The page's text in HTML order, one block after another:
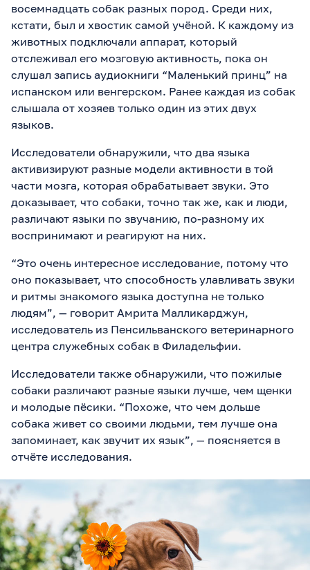
восемнадцать собак разных пород. Среди них,
кстати, был и хвостик самой учёной. К каждому из
животных подключали аппарат, который
отслеживал его мозговую активность, пока он
слушал запись аудиокниги “Маленький принц” на
испанском или венгерском. Ранее каждая из собак
слышала от хозяев только один из этих двух
языков.
Исследователи обнаружили, что два языка
активизируют разные модели активности в той
части мозга, которая обрабатывает звуки. Это
доказывает, что собаки, точно так же, как и люди,
различают языки по звучанию, по-разному их
воспринимают и реагируют на них.
“Это очень интересное исследование, потому что
оно показывает, что способность улавливать звуки
и ритмы знакомого языка доступна не только
людям”, — говорит Амрита Малликарджун,
исследователь из Пенсильванского ветеринарного
центра служебных собак в Филадельфии.
Исследователи также обнаружили, что пожилые
собаки различают разные языки лучше, чем щенки
и молодые пёсики. “Похоже, что чем дольше
собака живет со своими людьми, тем лучше она
запоминает, как звучит их язык”, — поясняется в
отчёте исследования.